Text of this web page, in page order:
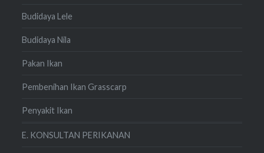
Budidaya Lele
Budidaya Nila
Pakan Ikan
Pembenihan Ikan Grasscarp
Penyakit Ikan
E. KONSULTAN PERIKANAN